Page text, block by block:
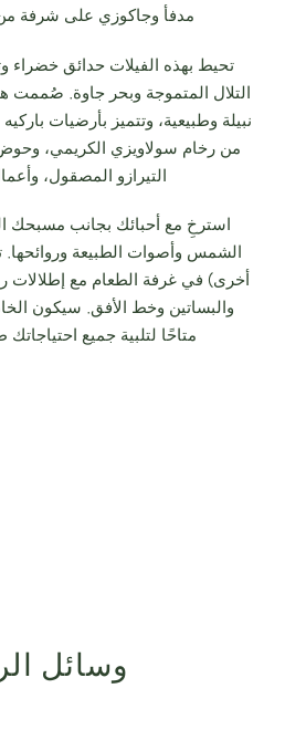
مدفأ وجاكوزي على شرفة من
تحيط بهذه الفيلات حدائق خضراء
التلال المتموجة وبحر جاوة. صُممت
نبيلة وطبيعية، وتتميز بأرضيات
من رخام سولاويزي الكريمي،
التيرازو المصقول،
استرخِ مع أحبائك بجانب مسبحك
الشمس وأصوات الطبيعة وروائحها.
أخرى) في غرفة الطعام مع إطلالات
والبساتين وخط الأفق. سيكون
متاحًا لتلبية جميع
وسائل